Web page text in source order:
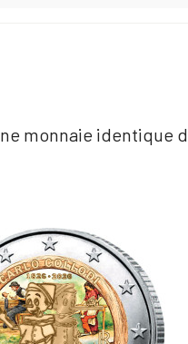
monnaie identique